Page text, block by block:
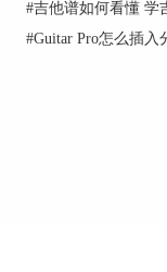
和弦资料库的空
加后的和弦都
#吉他谱如何看懂 学
#Guitar Pro怎么插入